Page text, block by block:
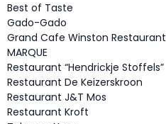
Best of Taste
Gado-Gado
Grand Cafe Winston Restaurant
MARQUE
Restaurant “Hendrickje Stoffels”
Restaurant De Keizerskroon
Restaurant J&T Mos
Restaurant Kroft